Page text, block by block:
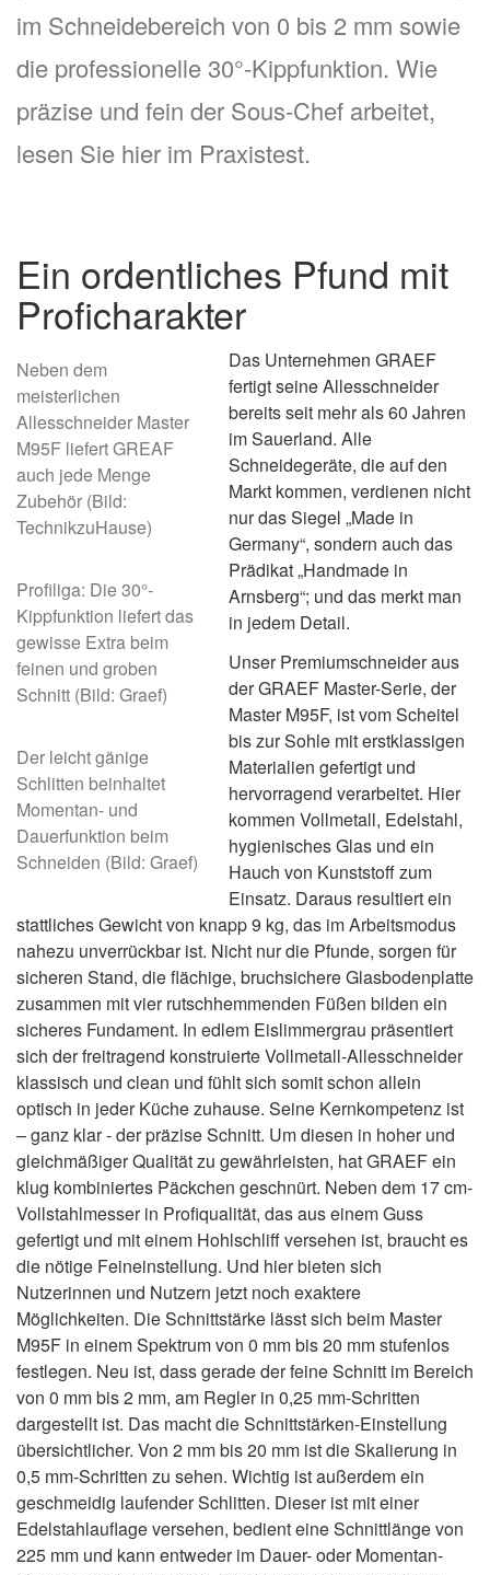
im Schneidebereich von 0 bis 2 mm sowie
die professionelle 30°-Kippfunktion. Wie
präzise und fein der Sous-Chef arbeitet,
lesen Sie hier im Praxistest.
Ein ordentliches Pfund mit
Proficharakter
Neben dem
meisterlichen
Allesschneider Master
M95F liefert GREAF
auch jede Menge
Zubehör (Bild:
TechnikzuHause)
Profiliga: Die 30°-
Kippfunktion liefert das
gewisse Extra beim
feinen und groben
Schnitt (Bild: Graef)
Der leicht gänige
Schlitten beinhaltet
Momentan- und
Dauerfunktion beim
Schneiden (Bild: Graef)
Das Unternehmen GRAEF
fertigt seine Allesschneider
bereits seit mehr als 60 Jahren
im Sauerland. Alle
Schneidegeräte, die auf den
Markt kommen, verdienen nicht
nur das Siegel „Made in
Germany“, sondern auch das
Prädikat „Handmade in
Arnsberg“; und das merkt man
in jedem Detail.
Unser Premiumschneider aus
der GRAEF Master-Serie, der
Master M95F, ist vom Scheitel
bis zur Sohle mit erstklassigen
Materialien gefertigt und
hervorragend verarbeitet. Hier
kommen Vollmetall, Edelstahl,
hygienisches Glas und ein
Hauch von Kunststoff zum
Einsatz. Daraus resultiert ein
stattliches Gewicht von knapp 9 kg, das im Arbeitsmodus
nahezu unverrückbar ist. Nicht nur die Pfunde, sorgen für
sicheren Stand, die flächige, bruchsichere Glasbodenplatte
zusammen mit vier rutschhemmenden Füßen bilden ein
sicheres Fundament. In edlem Eislimmergrau präsentiert
sich der freitragend konstruierte Vollmetall-Allesschneider
klassisch und clean und fühlt sich somit schon allein
optisch in jeder Küche zuhause. Seine Kernkompetenz ist
– ganz klar - der präzise Schnitt. Um diesen in hoher und
gleichmäßiger Qualität zu gewährleisten, hat GRAEF ein
klug kombiniertes Päckchen geschnürt. Neben dem 17 cm-
Vollstahlmesser in Profiqualität, das aus einem Guss
gefertigt und mit einem Hohlschliff versehen ist, braucht es
die nötige Feineinstellung. Und hier bieten sich
Nutzerinnen und Nutzern jetzt noch exaktere
Möglichkeiten. Die Schnittstärke lässt sich beim Master
M95F in einem Spektrum von 0 mm bis 20 mm stufenlos
festlegen. Neu ist, dass gerade der feine Schnitt im Bereich
von 0 mm bis 2 mm, am Regler in 0,25 mm-Schritten
dargestellt ist. Das macht die Schnittstärken-Einstellung
übersichtlicher. Von 2 mm bis 20 mm ist die Skalierung in
0,5 mm-Schritten zu sehen. Wichtig ist außerdem ein
geschmeidig laufender Schlitten. Dieser ist mit einer
Edelstahlauflage versehen, bedient eine Schnittlänge von
225 mm und kann entweder im Dauer- oder Momentan-